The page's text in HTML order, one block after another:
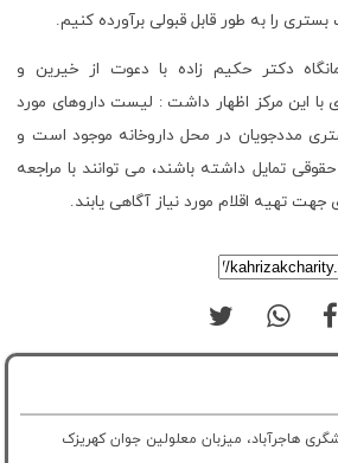
را به طور قابل قبولی برآورده کنیم.
دکتر حکیم زاده با دعوت از خیرین و
با این مرکز اظهار داشت : لیست داروهای مورد
مددجویان در محل داروخانه موجود است و
تمایل داشته باشند، می توانند با مراجعه
جهت تهیه اقلام مورد نیاز آگاهی یابند.
هاجرآباد، میزبان معلولین جوان کهریزک